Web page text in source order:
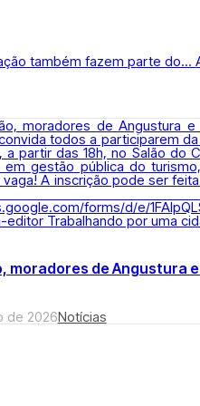
também fazem parte do...
moradores de Angustura
de 2026Notícias